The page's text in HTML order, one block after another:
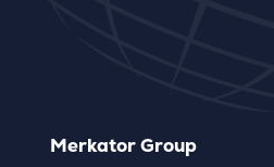
Merkator Group